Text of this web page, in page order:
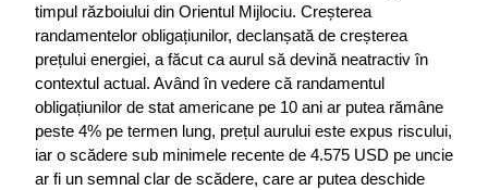
timpul războiului din Orientul Mijlociu. Creșterea
randamentelor obligațiunilor, declanșată de creșterea
prețului energiei, a făcut ca aurul să devină neatractiv în
contextul actual. Având în vedere că randamentul
obligațiunilor de stat americane pe 10 ani ar putea rămâne
peste 4% pe termen lung, prețul aurului este expus riscului,
iar o scădere sub minimele recente de 4.575 USD pe uncie
ar fi un semnal clar de scădere, care ar putea deschide